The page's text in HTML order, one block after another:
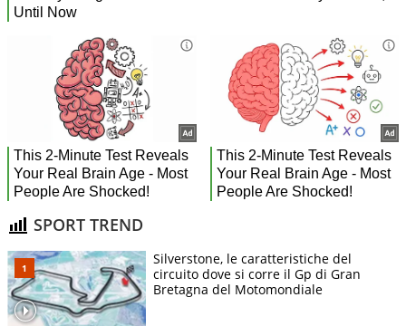
SPORT TREND
Silverstone, le caratteristiche del
circuito dove si corre il Gp di Gran
Bretagna del Motomondiale